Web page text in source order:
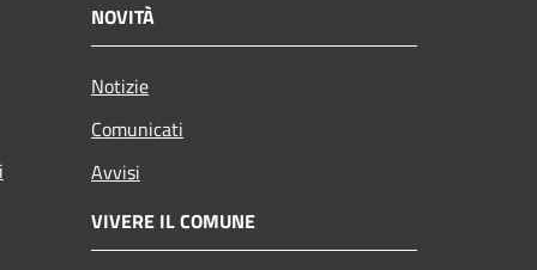
NOVITÀ
Notizie
Comunicati
Avvisi
VIVERE IL COMUNE